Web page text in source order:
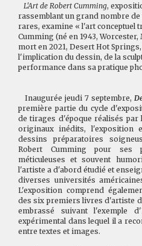
L'Art de Robert Cumming,
rassemblant un grand nombre
rares, examine « l'art conceptuel
Cumming (né en 1943,
mort en 2021, Desert Hot
l'implication du dessin, de la
performance dans sa pratique
Inaugurée jeudi 7 septembre,
première partie du cycle
de tirages d'époque réalisés
originaux inédits, l'exposition
dessins préparatoires
Robert Cumming pour ses
méticuleuses et souvent
l'artiste a d'abord étudié et
diverses universités
L'exposition comprend
des six premiers livres d'artiste
embrassé suivant l'exemple
expérimental dans lequel il a
entre textes et images.